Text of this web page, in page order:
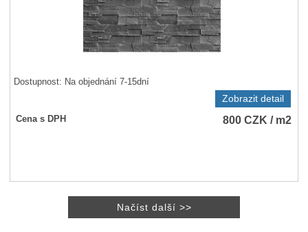
Dostupnost: Na objednání 7-15dní
Zobrazit detail
Cena s DPH 800CZK / m2